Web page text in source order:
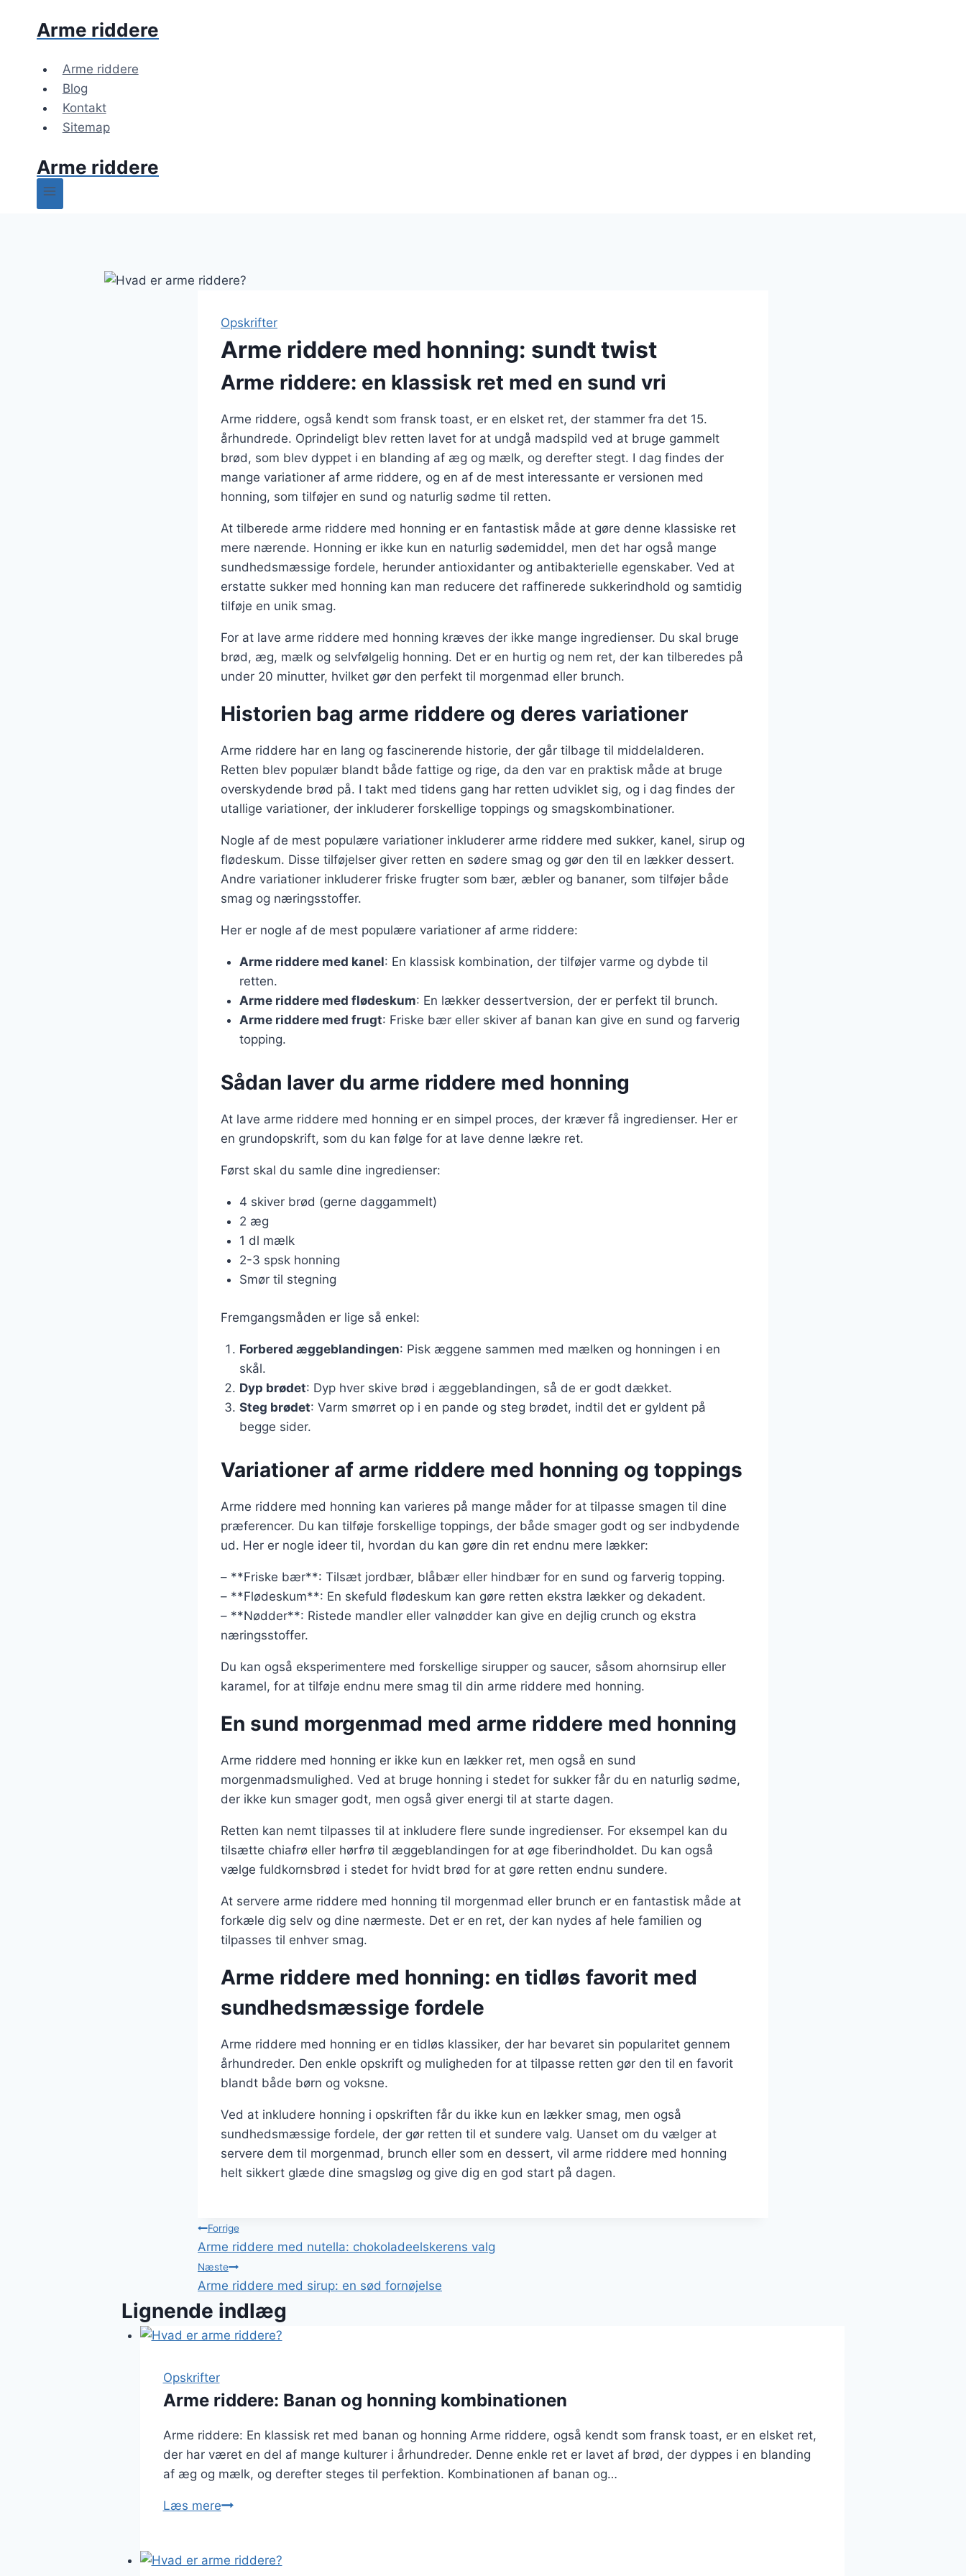
Arme riddere
Arme riddere
Blog
Kontakt
Sitemap
Arme riddere
Opskrifter
Arme riddere med honning: sundt twist
Arme riddere: en klassisk ret med en sund vri
Arme riddere, også kendt som fransk toast, er en elsket ret, der stammer fra det 15.
århundrede. Oprindeligt blev retten lavet for at undgå madspild ved at bruge gammelt
brød, som blev dyppet i en blanding af æg og mælk, og derefter stegt. I dag findes der
mange variationer af arme riddere, og en af de mest interessante er versionen med
honning, som tilføjer en sund og naturlig sødme til retten.
At tilberede arme riddere med honning er en fantastisk måde at gøre denne klassiske ret
mere nærende. Honning er ikke kun en naturlig sødemiddel, men det har også mange
sundhedsmæssige fordele, herunder antioxidanter og antibakterielle egenskaber. Ved at
erstatte sukker med honning kan man reducere det raffinerede sukkerindhold og samtidig
tilføje en unik smag.
For at lave arme riddere med honning kræves der ikke mange ingredienser. Du skal bruge
brød, æg, mælk og selvfølgelig honning. Det er en hurtig og nem ret, der kan tilberedes på
under 20 minutter, hvilket gør den perfekt til morgenmad eller brunch.
Historien bag arme riddere og deres variationer
Arme riddere har en lang og fascinerende historie, der går tilbage til middelalderen.
Retten blev populær blandt både fattige og rige, da den var en praktisk måde at bruge
overskydende brød på. I takt med tidens gang har retten udviklet sig, og i dag findes der
utallige variationer, der inkluderer forskellige toppings og smagskombinationer.
Nogle af de mest populære variationer inkluderer arme riddere med sukker, kanel, sirup og
flødeskum. Disse tilføjelser giver retten en sødere smag og gør den til en lækker dessert.
Andre variationer inkluderer friske frugter som bær, æbler og bananer, som tilføjer både
smag og næringsstoffer.
Her er nogle af de mest populære variationer af arme riddere:
Arme riddere med kanel: En klassisk kombination, der tilføjer varme og dybde til
retten.
Arme riddere med flødeskum: En lækker dessertversion, der er perfekt til brunch.
Arme riddere med frugt: Friske bær eller skiver af banan kan give en sund og farverig
topping.
Sådan laver du arme riddere med honning
At lave arme riddere med honning er en simpel proces, der kræver få ingredienser. Her er
en grundopskrift, som du kan følge for at lave denne lækre ret.
Først skal du samle dine ingredienser:
4 skiver brød (gerne daggammelt)
2 æg
1 dl mælk
2-3 spsk honning
Smør til stegning
Fremgangsmåden er lige så enkel:
Forbered æggeblandingen: Pisk æggene sammen med mælken og honningen i en
skål.
Dyp brødet: Dyp hver skive brød i æggeblandingen, så de er godt dækket.
Steg brødet: Varm smørret op i en pande og steg brødet, indtil det er gyldent på
begge sider.
Variationer af arme riddere med honning og toppings
Arme riddere med honning kan varieres på mange måder for at tilpasse smagen til dine
præferencer. Du kan tilføje forskellige toppings, der både smager godt og ser indbydende
ud. Her er nogle ideer til, hvordan du kan gøre din ret endnu mere lækker:
– **Friske bær**: Tilsæt jordbær, blåbær eller hindbær for en sund og farverig topping.
– **Flødeskum**: En skefuld flødeskum kan gøre retten ekstra lækker og dekadent.
– **Nødder**: Ristede mandler eller valnødder kan give en dejlig crunch og ekstra
næringsstoffer.
Du kan også eksperimentere med forskellige sirupper og saucer, såsom ahornsirup eller
karamel, for at tilføje endnu mere smag til din arme riddere med honning.
En sund morgenmad med arme riddere med honning
Arme riddere med honning er ikke kun en lækker ret, men også en sund
morgenmadsmulighed. Ved at bruge honning i stedet for sukker får du en naturlig sødme,
der ikke kun smager godt, men også giver energi til at starte dagen.
Retten kan nemt tilpasses til at inkludere flere sunde ingredienser. For eksempel kan du
tilsætte chiafrø eller hørfrø til æggeblandingen for at øge fiberindholdet. Du kan også
vælge fuldkornsbrød i stedet for hvidt brød for at gøre retten endnu sundere.
At servere arme riddere med honning til morgenmad eller brunch er en fantastisk måde at
forkæle dig selv og dine nærmeste. Det er en ret, der kan nydes af hele familien og
tilpasses til enhver smag.
Arme riddere med honning: en tidløs favorit med
sundhedsmæssige fordele
Arme riddere med honning er en tidløs klassiker, der har bevaret sin popularitet gennem
århundreder. Den enkle opskrift og muligheden for at tilpasse retten gør den til en favorit
blandt både børn og voksne.
Ved at inkludere honning i opskriften får du ikke kun en lækker smag, men også
sundhedsmæssige fordele, der gør retten til et sundere valg. Uanset om du vælger at
servere dem til morgenmad, brunch eller som en dessert, vil arme riddere med honning
helt sikkert glæde dine smagsløg og give dig en god start på dagen.
Indlægsnavigation
Forrige
Arme riddere med nutella: chokoladeelskerens valg
Næste
Arme riddere med sirup: en sød fornøjelse
Lignende indlæg
Opskrifter
Arme riddere: Banan og honning kombinationen
Arme riddere: En klassisk ret med banan og honning Arme riddere, også kendt som fransk toast, er en elsket ret,
der har været en del af mange kulturer i århundreder. Denne enkle ret er lavet af brød, der dyppes i en blanding
af æg og mælk, og derefter steges til perfektion. Kombinationen af banan og…
Læs mereArme
og